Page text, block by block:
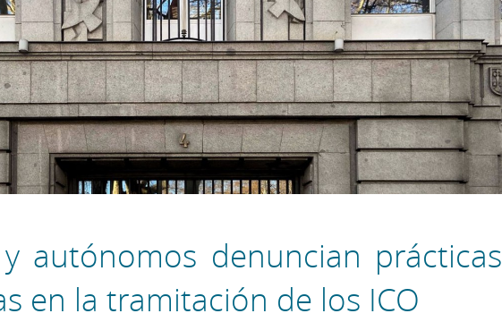
y autónomos denuncian prácticas
en la tramitación de los ICO